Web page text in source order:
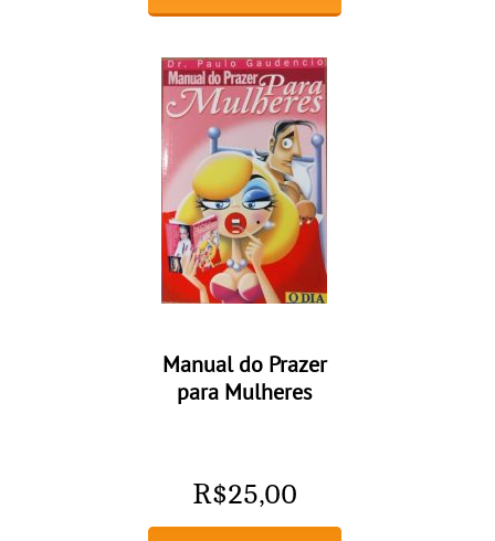
Manual do Prazer
para Mulheres
R$25,00